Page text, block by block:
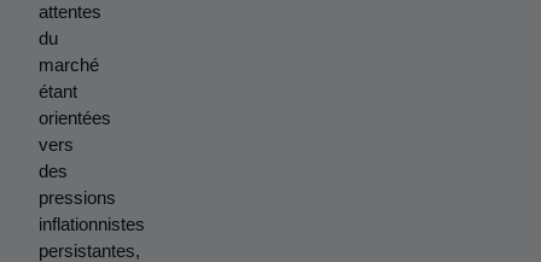
attentes
du
marché
étant
orientées
vers
des
pressions
inflationnistes
persistantes,